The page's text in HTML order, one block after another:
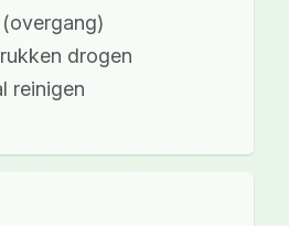
drogen
reinigen